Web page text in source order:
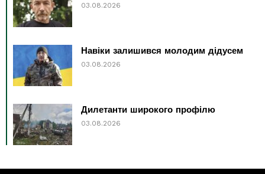
03.08.2026
Навіки залишився молодим дідусем
03.08.2026
Дилетанти широкого профілю
03.08.2026